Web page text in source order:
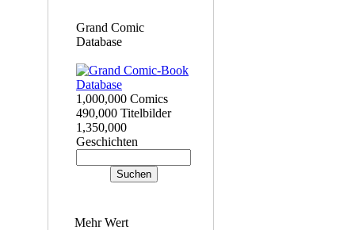
Grand Comic
Database
1,000,000 Comics
490,000 Titelbilder
1,350,000
Geschichten
Mehr Wert